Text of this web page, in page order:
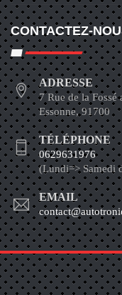
CONTACTEZ-
ADRESSE
7 Rue de la
Essonne, 91700
TÉLÉPHONE
0629631976
(Lundi=> Samedi
EMAIL